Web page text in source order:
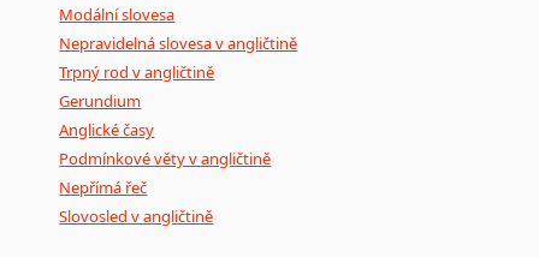
Modální slovesa
Nepravidelná slovesa v angličtině
Trpný rod v angličtině
Gerundium
Anglické časy
Podmínkové věty v angličtině
Nepřímá řeč
Slovosled v angličtině